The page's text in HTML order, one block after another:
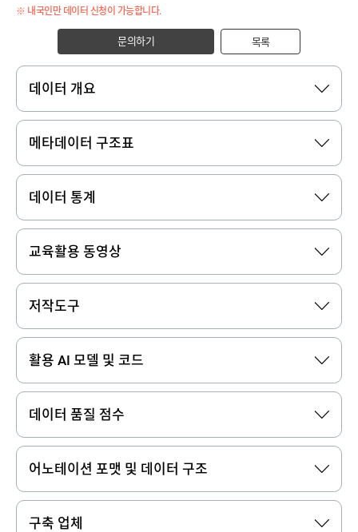
※ 내국인만 데이터 신청이 가능합니다.
문의하기 목록
데이터 개요
메타데이터 구조표
데이터 통계
교육활용 동영상
저작도구
활용 AI 모델 및 코드
데이터 품질 점수
어노테이션 포맷 및 데이터 구조
구축 업체